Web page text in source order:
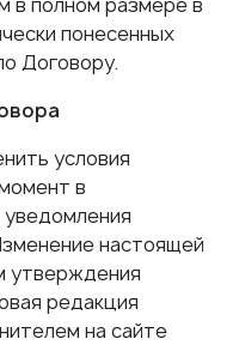
понесенных
Договору.
условия
в
настоящей
утверждения
редакция
на сайте